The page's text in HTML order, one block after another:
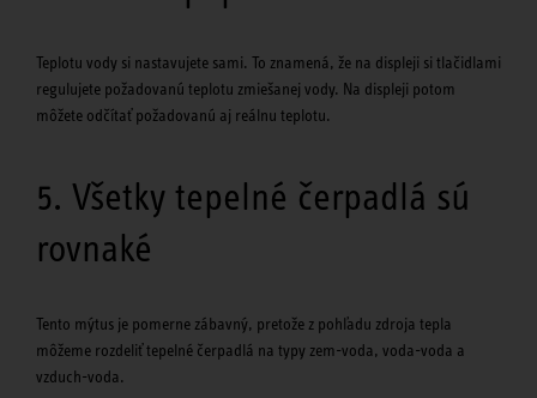
Teplotu vody si nastavujete sami. To znamená, že na displeji si tlačidlami
regulujete požadovanú teplotu zmiešanej vody. Na displeji potom
môžete odčítať požadovanú aj reálnu teplotu.
5. Všetky tepelné čerpadlá sú
rovnaké
Tento mýtus je pomerne zábavný, pretože z pohľadu zdroja tepla
môžeme rozdeliť tepelné čerpadlá na typy zem-voda, voda-voda a
vzduch-voda.